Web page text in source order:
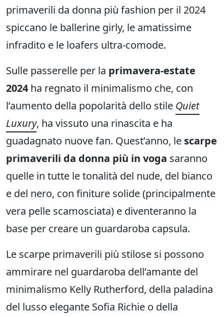
primaverili da donna più fashion per il 2024
spiccano le ballerine girly, le amatissime
infradito e le loafers ultra-comode.
Sulle passerelle per la primavera-estate
2024 ha regnato il minimalismo che, con
l’aumento della popolarità dello stile Quiet
Luxury, ha vissuto una rinascita e ha
guadagnato nuove fan. Quest’anno, le scarpe
primaverili da donna più in voga saranno
quelle in tutte le tonalità del nude, del bianco
e del nero, con finiture solide (principalmente
vera pelle scamosciata) e diventeranno la
base per creare un guardaroba capsula.
Le scarpe primaverili più stilose si possono
ammirare nel guardaroba dell’amante del
minimalismo Kelly Rutherford, della paladina
del lusso elegante Sofia Richie o della